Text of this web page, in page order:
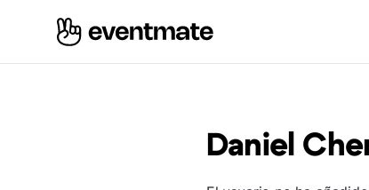
Daniel